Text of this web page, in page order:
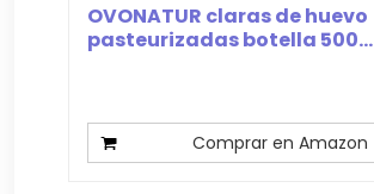
OVONATUR claras de huevo
pasteurizadas botella 500...
Comprar en Amazon